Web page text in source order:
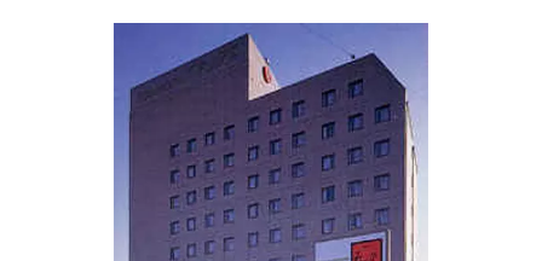
入り自由立体駐車場を無料でお使いいただけます。